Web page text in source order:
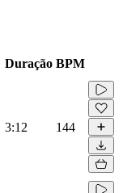
Duração BPM
3:12 144